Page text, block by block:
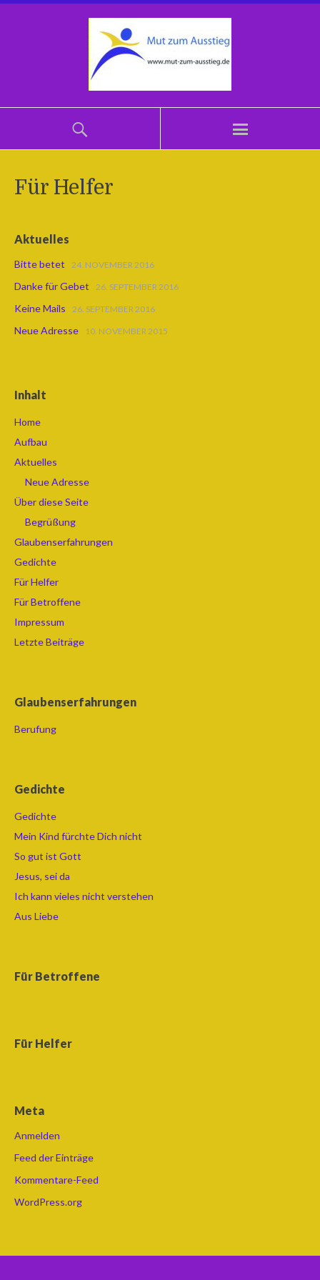
Für Helfer
Aktuelles
Bitte betet 24. NOVEMBER 2016
Danke für Gebet 26. SEPTEMBER 2016
Keine Mails 26. SEPTEMBER 2016
Neue Adresse 10. NOVEMBER 2015
Inhalt
Home
Aufbau
Aktuelles
Neue Adresse
Über diese Seite
Begrüßung
Glaubenserfahrungen
Gedichte
Für Helfer
Für Betroffene
Impressum
Letzte Beiträge
Glaubenserfahrungen
Berufung
Gedichte
Gedichte
Mein Kind fürchte Dich nicht
So gut ist Gott
Jesus, sei da
Ich kann vieles nicht verstehen
Aus Liebe
Für Betroffene
Für Helfer
Meta
Anmelden
Feed der Einträge
Kommentare-Feed
WordPress.org